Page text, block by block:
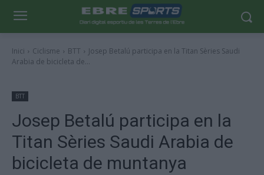
Inici Ciclisme BTT
Josep Betalú participa en la Titan Sèries Saudi
Arabia de bicicleta de...
BTT
Josep Betalú participa en la
Titan Sèries Saudi Arabia de
bicicleta de muntanya